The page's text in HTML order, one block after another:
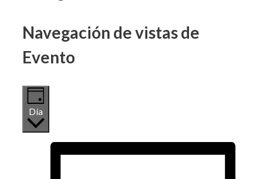
12
2025
Navegación de vistas de
Evento
Día